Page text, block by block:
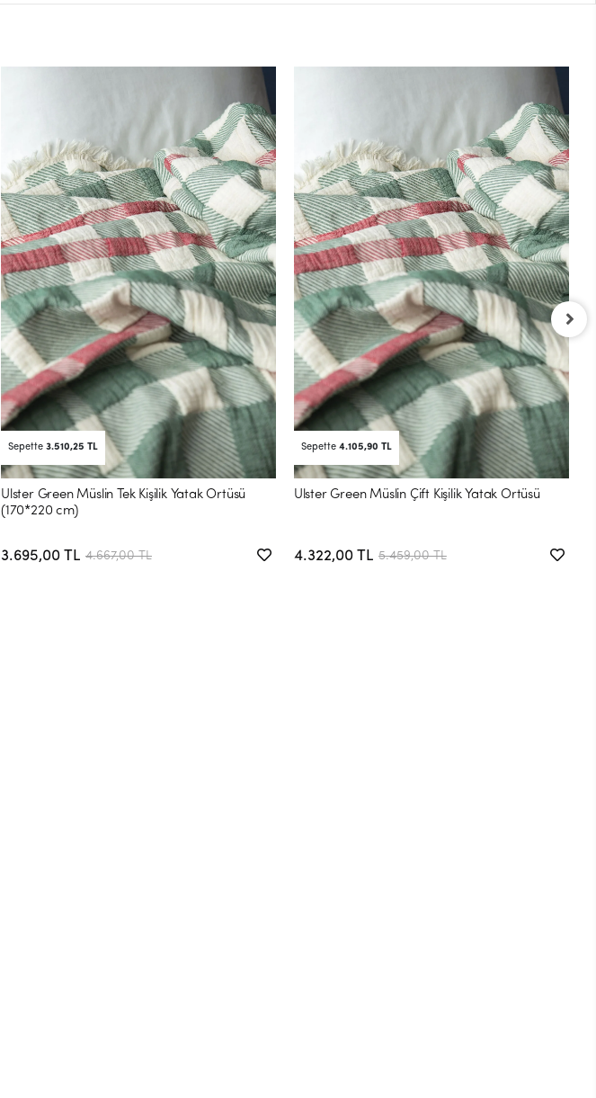
Sepette 3.510,25 TL
Ulster Green Müslin Tek Kişilik Yatak Örtüsü
(170*220 cm)
3.695,00 TL 4.667,00 TL
Sepette 4.105,90 TL
Ulster Green Müslin Çift Kişilik Yatak Örtüsü
4.322,00 TL 5.459,00 TL